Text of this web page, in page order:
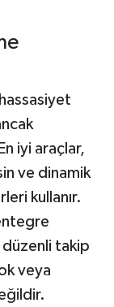
iyi araçlar,
ve dinamik
kullanır.
düzenli takip
veya